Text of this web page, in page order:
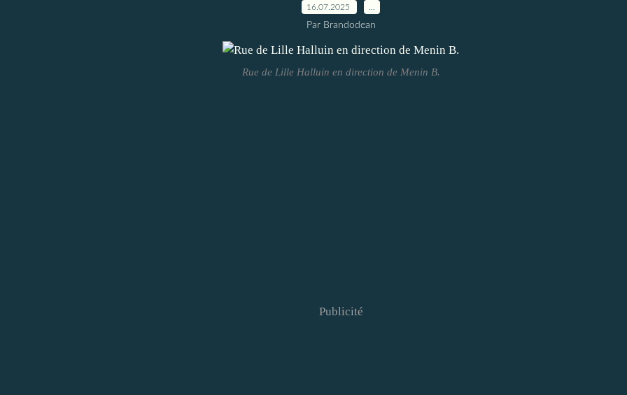
16.07.2025
Par Brandodean
Rue de Lille Halluin en direction de Menin B.
Publicité